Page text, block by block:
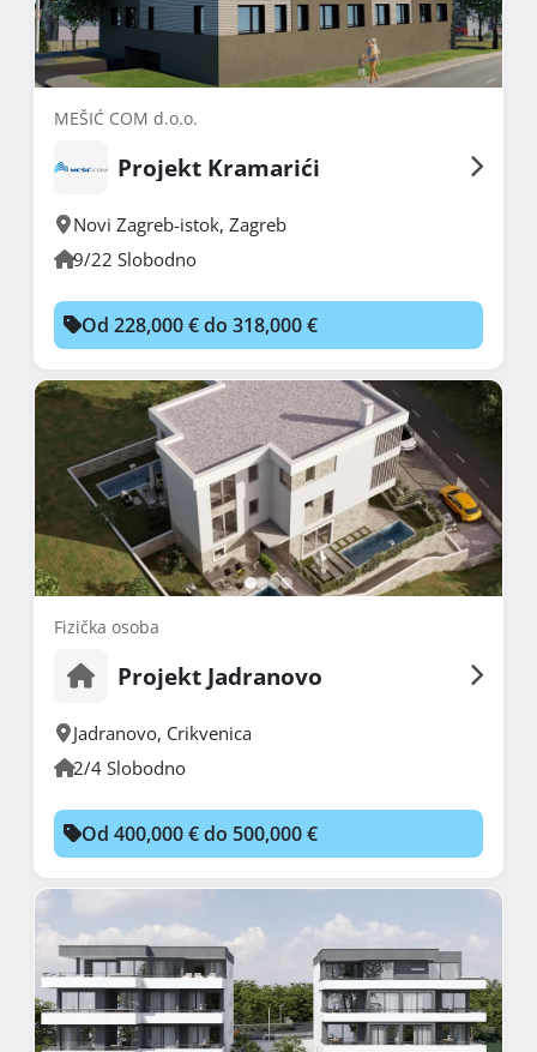
MEŠIĆ COM d.o.o.
Projekt Kramarići
Novi Zagreb-istok, Zagreb
9/22 Slobodno
Od 228,000 € do 318,000 €
Fizička osoba
Projekt Jadranovo
Jadranovo, Crikvenica
2/4 Slobodno
Od 400,000 € do 500,000 €